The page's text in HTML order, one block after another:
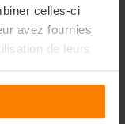
celles-ci
avez fournies
de leurs